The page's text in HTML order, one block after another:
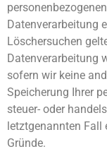
Datenverarbeitung
Löschersuchen
Datenverarbeitung
sofern wir keine
Speicherung Ihrer
steuer- oder
letztgenannten Fall
Gründe.